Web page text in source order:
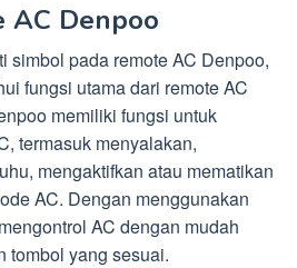
AC Denpoo
simbol pada remote AC Denpoo,
fungsi utama dari remote AC
memiliki fungsi untuk
termasuk menyalakan,
mengaktifkan atau mematikan
AC. Dengan menggunakan
AC dengan mudah
tombol yang sesuai.